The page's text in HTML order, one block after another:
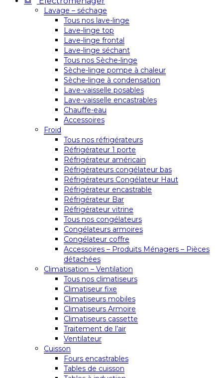
Lavage – séchage
Tous nos lave-linge
Lave-linge top
Lave-linge frontal
Lave-linge séchant
Tous nos Sèche-linge
Sèche-linge pompe à chaleur
Sèche-linge à condensation
Lave-vaisselle posables
Lave-vaisselle encastrables
Chauffe-eau
Accessoires
Froid
Tous nos réfrigérateurs
Réfrigérateur 1 porte
Réfrigérateur américain
Réfrigérateurs congélateur bas
Réfrigérateurs Congélateur Haut
Réfrigérateur encastrable
Réfrigérateur Bar
Réfrigérateur vitrine
Tous nos congélateurs
Congélateurs armoires
Congélateur coffre
Accessoires – Produits Ménagers – Pièces
détachées
Climatisation – Ventilation
Tous nos climatiseurs
Climatiseur fixe
Climatiseurs mobiles
Climatiseurs Armoire
Climatiseurs cassette
Traitement de l’air
Ventilateur
Cuisson
Fours encastrables
Tables de cuisson